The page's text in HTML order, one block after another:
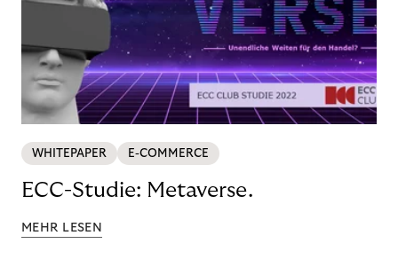
WHITEPAPER E-COMMERCE
ECC-Studie: Metaverse.
MEHR LESEN